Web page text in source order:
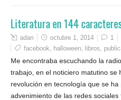
Literatura en 144
adan octubre 1, 2014 1
facebook
halloween libros
Me encontraba escuchando la
trabajo, en el noticiero matutino se
revolución en tecnología que se
advenimiento de las redes